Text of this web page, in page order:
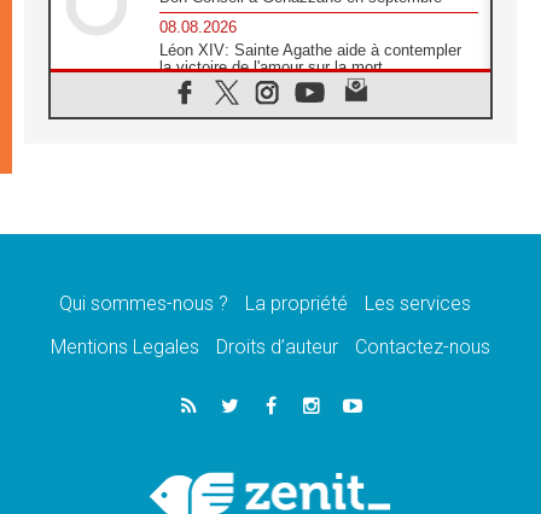
08.08.2026
Léon XIV: Sainte Agathe aide à contempler
la victoire de l'amour sur la mort
08.08.2026
«Relancer l'empathie», le projet Triennal d'art
08.08.2026
07.08.2026
Calapan devient un diocèse
Congo-Brazzaville: le 15 août, entre solennité
de l'Assomption et mémoire nationale
«La paix commence par l'empathie» estime
le cardinal Parolin
Qui sommes-nous ? La propriété
Les services
Mentions Legales
Droits d’auteur Contactez-nous